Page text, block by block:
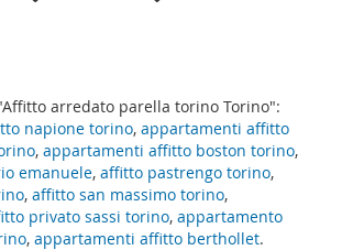
arredato parella torino Torino":
napione torino, appartamenti affitto
, appartamenti affitto boston torino,
emanuele, affitto pastrengo torino,
, affitto san massimo torino,
privato sassi torino, appartamento
, appartamenti affitto berthollet.